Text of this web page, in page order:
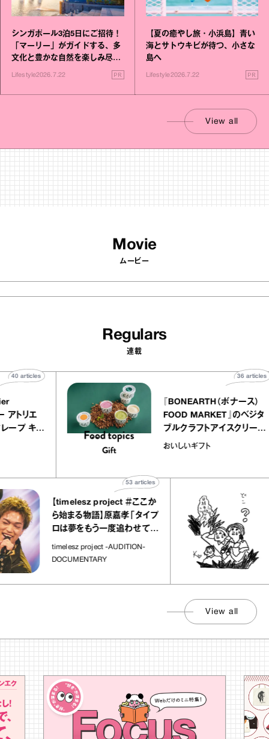
シンガポール3泊5日にご招待！
「マーリー」がガイドする、多
文化と豊かな自然を楽しみ尽く
Lifestyle2026.7.22 PR
【夏の癒やし旅・小浜島】青い
海とサトウキビが待つ、小さな
島へ
Lifestyle2026.7.22 PR
View all
Movie
ムービー
Regulars
連載
atelier
リー アトリエ
ルクレープ キャ
40articles
『BONEARTH（ボナー
FOOD MARKET』の
ブルクラフトアイスク
｜真野知子の「おいし
おいしいギフト
36
【timelesz project ＃ここか
ら始まる物語】原嘉孝「タイプ
ロは夢をもう一度追わせてく
れた場所」
timelesz project -AUDITION-
DOCUMENTARY
articles
View all